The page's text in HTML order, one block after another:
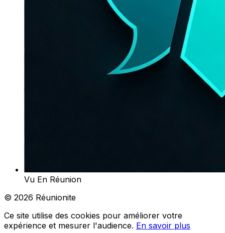
Vu En Réunion
© 2026 Réunionite
Ce site utilise des cookies pour améliorer votre
expérience et mesurer l'audience. En savoir plus